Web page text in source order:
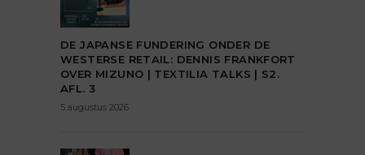
DE JAPANSE FUNDERING ONDER DE
WESTERSE RETAIL: DENNIS FRANKFORT
OVER MIZUNO | TEXTILIA TALKS | S2.
AFL. 3
5 augustus 2026